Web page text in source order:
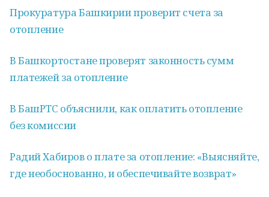
Прокуратура Башкирии проверит счета за
отопление
В Башкортостане проверят законность сумм
платежей за отопление
В БашРТС объяснили, как оплатить отопление
без комиссии
Радий Хабиров о плате за отопление: «Выясняйте,
где необоснованно, и обеспечивайте возврат»